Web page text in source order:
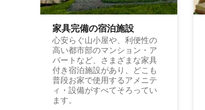
家具完備の宿⁠泊⁠施⁠設
心安らぐ山小屋や、利便性の
高い都市部のマンション・ア
パートなど、さまざまな家具
付き宿泊施設があり、どこも
普段お家で使用するアメニテ
ィ・設備がすべてそろってい
ます。